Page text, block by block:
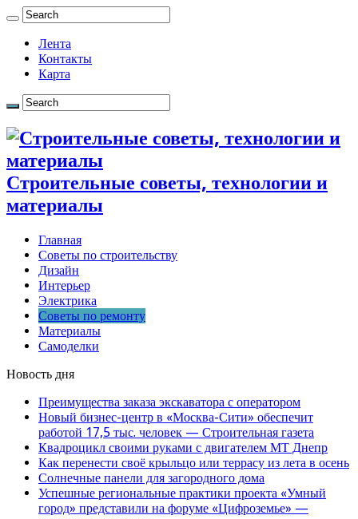
Лента
Контакты
Карта
Строительные советы, технологии и
материалы
Главная
Советы по строительству
Дизайн
Интерьер
Электрика
Советы по ремонту
Материалы
Самоделки
Новость дня
Преимущества заказа экскаватора с оператором
Новый бизнес-центр в «Москва-Сити» обеспечит
работой 17,5 тыс. человек — Строительная газета
Квадроцикл своими руками с двигателем МТ Днепр
Как перенести своё крыльцо или террасу из лета в осень
Солнечные панели для загородного дома
Успешные региональные практики проекта «Умный
город» представили на форуме «Цифроземье» —